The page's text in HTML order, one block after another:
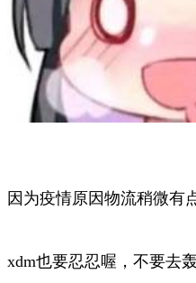
因为疫情原因物流稍微有
xdm也要忍忍喔，不要去